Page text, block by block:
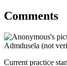
Comments
Admdusela (not
Current practice